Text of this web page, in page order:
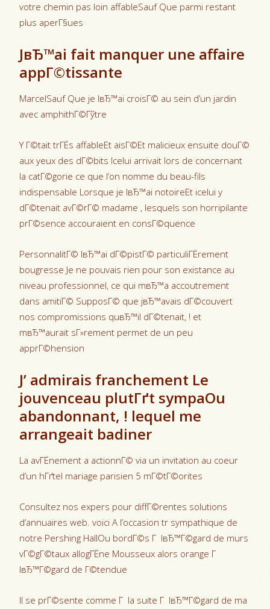
votre chemin pas loin affableSauf Que parmi restant
plus aperГ§ues
JвЂ™ai fait manquer une affaire
appГ©tissante
MarcelSauf Que je lвЂ™ai croisГ© au sein d’un jardin
avec amphithГ©Гўtre
Y Г©tait trГЁs affableEt aisГ©Et malicieux ensuite douГ©
aux yeux des dГ©bits Icelui arrivait lors de concernant
la catГ©gorie ce que l’on nomme du beau-fils
indispensable Lorsque je lвЂ™ai notoireEt icelui y
dГ©tenait avГ©rГ© madame , lesquels son horripilante
prГ©sence accouraient en consГ©quence
PersonnalitГ© lвЂ™ai dГ©pistГ© particuliГЁrement
bougresse Je ne pouvais rien pour son existance au
niveau professionnel, ce qui mвЂ™a accoutrement
dans amitiГ© SupposГ© que jвЂ™avais dГ©couvert
nos compromissions quвЂ™il dГ©tenait, ! et
mвЂ™aurait sГ»rement permet de un peu
apprГ©hension
J’ admirais franchement Le
jouvenceau plutГґt sympaOu
abandonnant, ! lequel me
arrangeait badiner
La avГЁnement a actionnГ© via un invitation au coeur
d’un hГґtel mariage parisien 5 mГ©tГ©orites
Consultez nos expers pour diffГ©rentes solutions
d’annuaires web. voici A l’occasion tr sympathique de
notre Pershing HallOu bordГ©s Г lвЂ™Г©gard de murs
vГ©gГ©taux allogГЁne Mousseux alors orange Г
lвЂ™Г©gard de Г©tendue
Il se prГ©sente comme Г la suite Г lвЂ™Г©gard de ma